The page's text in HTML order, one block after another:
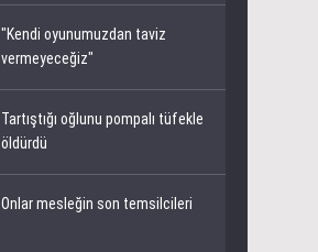
"Kendi oyunumuzdan taviz
vermeyeceğiz"
Tartıştığı oğlunu pompalı tüfekle
öldürdü
Onlar mesleğin son temsilcileri